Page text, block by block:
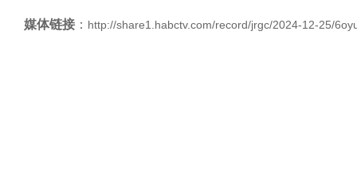
媒体链接 ： http://share1.habctv.com/record/jrgc/2024-12-25/